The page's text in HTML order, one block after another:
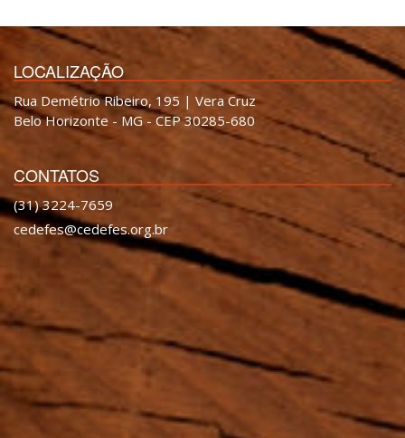
LOCALIZAÇÃO
Rua Demétrio Ribeiro, 195 | Vera Cruz
Belo Horizonte - MG - CEP 30285-680
CONTATOS
(31) 3224-7659
cedefes@cedefes.org.br